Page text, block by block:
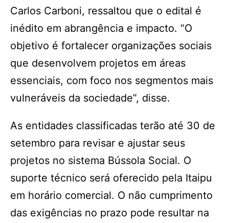
Carlos Carboni, ressaltou que o edital é
inédito em abrangência e impacto. “O
objetivo é fortalecer organizações sociais
que desenvolvem projetos em áreas
essenciais, com foco nos segmentos mais
vulneráveis da sociedade”, disse.
As entidades classificadas terão até 30 de
setembro para revisar e ajustar seus
projetos no sistema Bússola Social. O
suporte técnico será oferecido pela Itaipu
em horário comercial. O não cumprimento
das exigências no prazo pode resultar na